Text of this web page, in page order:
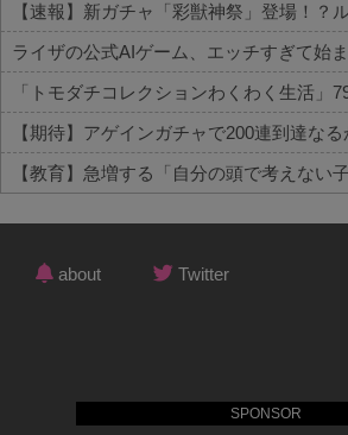
SPONSOR
【速報】新ガチャ「彩獣神祭」登場！？
ライザの公式AIゲーム、エッチすぎて始
「トモダチコレクションわくわく生活」
Powered by livedoor 相互RSS
about Twitter